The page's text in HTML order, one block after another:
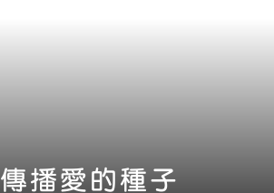
傳播愛的種子